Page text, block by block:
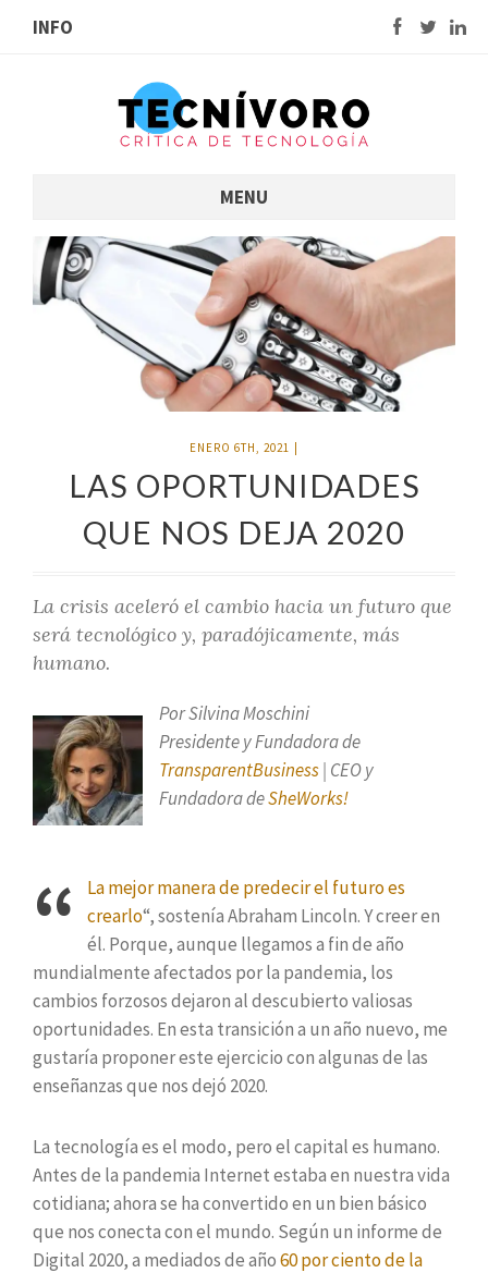
INFO
MENU
ENERO 6TH, 2021
LAS OPORTUNIDADES
QUE NOS DEJA 2020
La crisis aceleró el cambio hacia un futuro que
será tecnológico y, paradójicamente, más
humano.
Por Silvina Moschini
Presidente y Fundadora de
TransparentBusiness| CEO y
Fundadora deSheWorks!
“
La mejor manera de predecir el futuro es
crearlo“, sostenía Abraham Lincoln. Y creer en
él. Porque, aunque llegamos a fin de año
mundialmente afectados por la pandemia, los
cambios forzosos dejaron al descubierto valiosas
oportunidades. En esta transición a un año nuevo, me
gustaría proponer este ejercicio con algunas de las
enseñanzas que nos dejó 2020.
La tecnología es el modo, pero el capital es humano.
Antes de la pandemia Internet estaba en nuestra vida
cotidiana; ahora se ha convertido en un bien básico
que nos conecta con el mundo. Según un informe de
Digital 2020, a mediados de año60 por ciento de la